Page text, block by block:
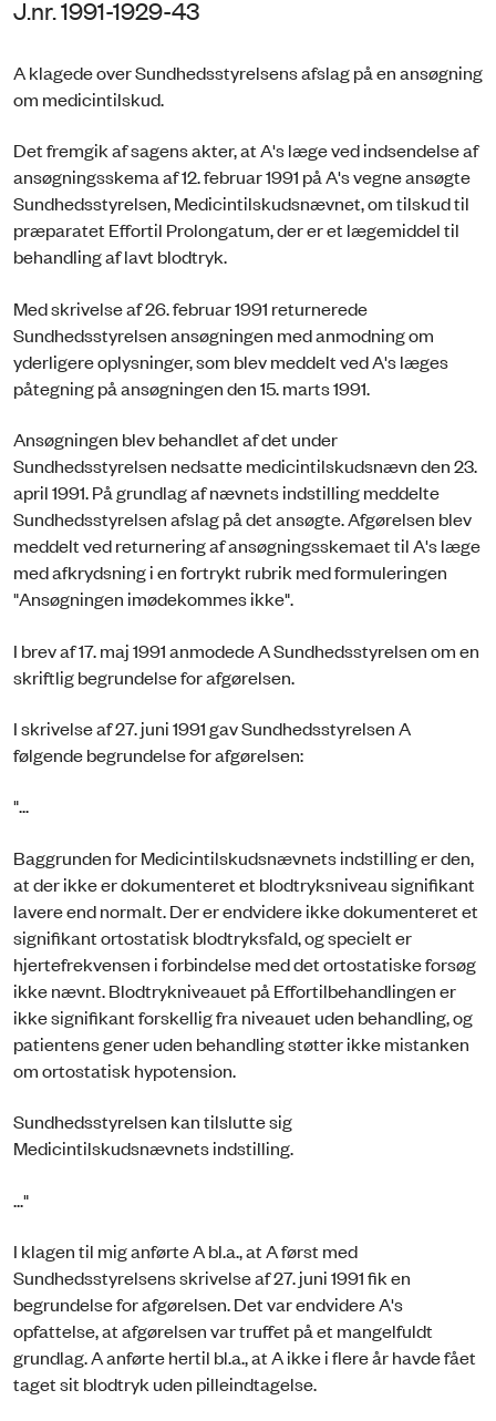
J.nr. 1991-1929-43
A klagede over Sundhedsstyrelsens afslag på en ansøgning
om medicintilskud.
Det fremgik af sagens akter, at A's læge ved indsendelse af
ansøgningsskema af 12. februar 1991 på A's vegne ansøgte
Sundhedsstyrelsen, Medicintilskudsnævnet, om tilskud til
præparatet Effortil Prolongatum, der er et lægemiddel til
behandling af lavt blodtryk.
Med skrivelse af 26. februar 1991 returnerede
Sundhedsstyrelsen ansøgningen med anmodning om
yderligere oplysninger, som blev meddelt ved A's læges
påtegning på ansøgningen den 15. marts 1991.
Ansøgningen blev behandlet af det under
Sundhedsstyrelsen nedsatte medicintilskudsnævn den 23.
april 1991. På grundlag af nævnets indstilling meddelte
Sundhedsstyrelsen afslag på det ansøgte. Afgørelsen blev
meddelt ved returnering af ansøgningsskemaet til A's læge
med afkrydsning i en fortrykt rubrik med formuleringen
"Ansøgningen imødekommes ikke".
I brev af 17. maj 1991 anmodede A Sundhedsstyrelsen om en
skriftlig begrundelse for afgørelsen.
I skrivelse af 27. juni 1991 gav Sundhedsstyrelsen A
følgende begrundelse for afgørelsen:
"...
Baggrunden for Medicintilskudsnævnets indstilling er den,
at der ikke er dokumenteret et blodtryksniveau signifikant
lavere end normalt. Der er endvidere ikke dokumenteret et
signifikant ortostatisk blodtryksfald, og specielt er
hjertefrekvensen i forbindelse med det ortostatiske forsøg
ikke nævnt. Blodtrykniveauet på Effortilbehandlingen er
ikke signifikant forskellig fra niveauet uden behandling, og
patientens gener uden behandling støtter ikke mistanken
om ortostatisk hypotension.
Sundhedsstyrelsen kan tilslutte sig
Medicintilskudsnævnets indstilling.
..."
I klagen til mig anførte A bl.a., at A først med
Sundhedsstyrelsens skrivelse af 27. juni 1991 fik en
begrundelse for afgørelsen. Det var endvidere A's
opfattelse, at afgørelsen var truffet på et mangelfuldt
grundlag. A anførte hertil bl.a., at A ikke i flere år havde fået
taget sit blodtryk uden pilleindtagelse.